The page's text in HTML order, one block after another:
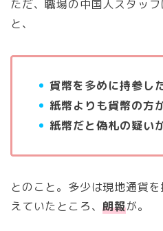
ただ、職場の中国人スタッ
と、
貨幣を多めに持参し
紙幣よりも貨幣の方
紙幣だと偽札の疑い
とのこと。多少は現地通貨
えていたところ、朗報が。